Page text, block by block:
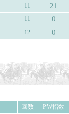
11 21
11 0
12 0
回数
PW指数